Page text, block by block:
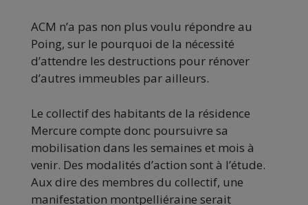
ACM n’a pas non plus voulu répondre au
Poing, sur le pourquoi de la nécessité
d’attendre les destructions pour rénover
d’autres immeubles par ailleurs.
Le collectif des habitants de la résidence
Mercure compte donc poursuivre sa
mobilisation dans les semaines et mois à
venir. Des modalités d’action sont à l’étude.
Aux dire des membres du collectif, une
manifestation montpelliéraine serait